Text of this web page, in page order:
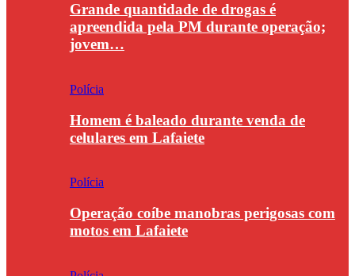
Grande quantidade de drogas é
apreendida pela PM durante operação;
jovem…
Polícia
Homem é baleado durante venda de
celulares em Lafaiete
Polícia
Operação coíbe manobras perigosas com
motos em Lafaiete